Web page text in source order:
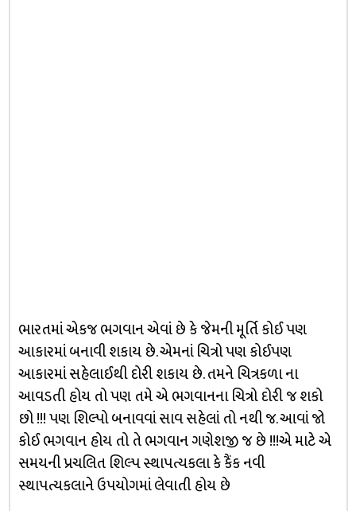
ભારતમાં એકજ ભગવાન એવાં છે કે જેમની મૂર્તિ કોઈ પણ
આકારમાં બનાવી શકાય છે. એમનાં ચિત્રો પણ કોઈપણ
આકારમાં સહેલાઈથી દોરી શકાય છે. તમને ચિત્રકળા ના
આવડતી હોય તો પણ તમે એ ભગવાનના ચિત્રો દોરી જ શકો
છો !!! પણ શિલ્પો બનાવવાં સાવ સહેલાં તો નથી જ. આવાં જો
કોઈ ભગવાન હોય તો તે ભગવાન ગણેશજી જ છે !!!એ માટે એ
સમયની પ્રચલિત શિલ્પ સ્થાપત્યકલા કે કૈંક નવી
સ્થાપત્યકલાને ઉપયોગમાં લેવાતી હોય છે